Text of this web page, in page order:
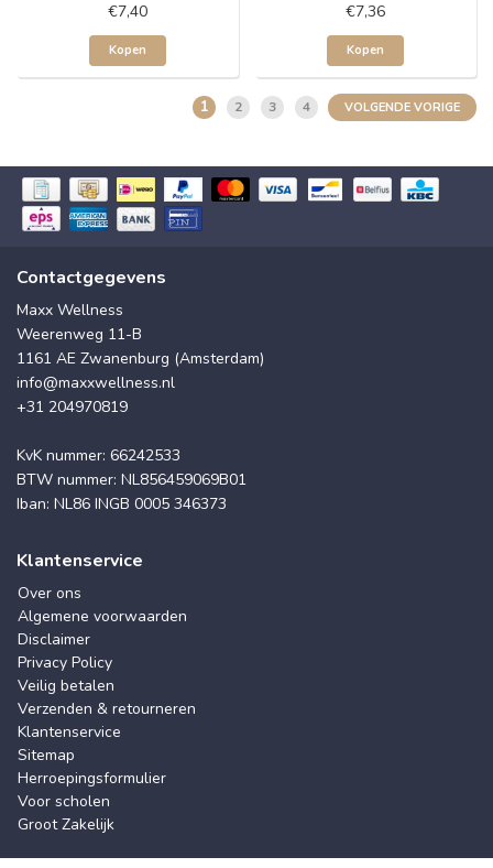
€7,40
Kopen
€7,36
Kopen
1 2 3 4 VOLGENDE VORIGE
Contactgegevens
Maxx Wellness
Weerenweg 11-B
1161 AE Zwanenburg (Amsterdam)
info@maxxwellness.nl
+31 204970819
KvK nummer: 66242533
BTW nummer: NL856459069B01
Iban: NL86 INGB 0005 346373
Klantenservice
Over ons
Algemene voorwaarden
Disclaimer
Privacy Policy
Veilig betalen
Verzenden & retourneren
Klantenservice
Sitemap
Herroepingsformulier
Voor scholen
Groot Zakelijk